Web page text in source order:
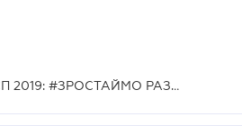
III Національний форум розвитку МСП 2019: #ЗРОСТАЙМО РАЗОМ